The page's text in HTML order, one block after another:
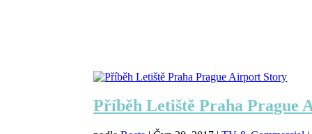
Příběh Letiště Praha Prague